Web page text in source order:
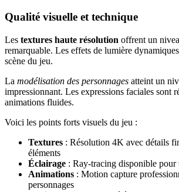
Qualité visuelle et technique
Les textures haute résolution offrent un
remarquable. Les effets de lumière
scène du jeu.
La modélisation des personnages atteint un
impressionnant. Les expressions faciales sont
animations fluides.
Voici les points forts visuels du jeu :
Textures : Résolution 4K avec détails
éléments
Éclairage : Ray-tracing disponible pour
Animations : Motion capture
personnages